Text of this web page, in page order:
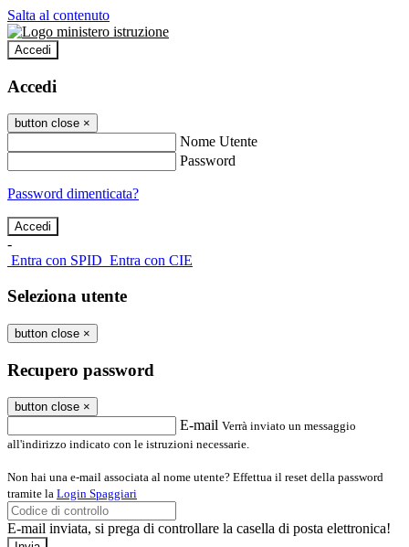
Salta al contenuto
Accedi
Accedi
button close ×
Nome Utente
Password
Password dimenticata?
-
Entra con SPID Entra con CIE
Seleziona utente
button close ×
Recupero password
button close ×
E-mail Verrà inviato un messaggio
all'indirizzo indicato con le istruzioni necessarie.
Non hai una e-mail associata al nome utente? Effettua il reset della password
tramite la Login Spaggiari
E-mail inviata, si prega di controllare la casella di posta elettronica!